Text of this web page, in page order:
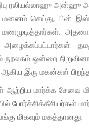
ரலியல்லாஹு அன்ஹு
மனனம் செய்து, பின்
ஒன்றை
இரு மகன்கள்
ஆற்றிய மார்க்க சேவை
போர்ச்சிக்கீசியர்கள்
மிகவும் மகத்தானது.